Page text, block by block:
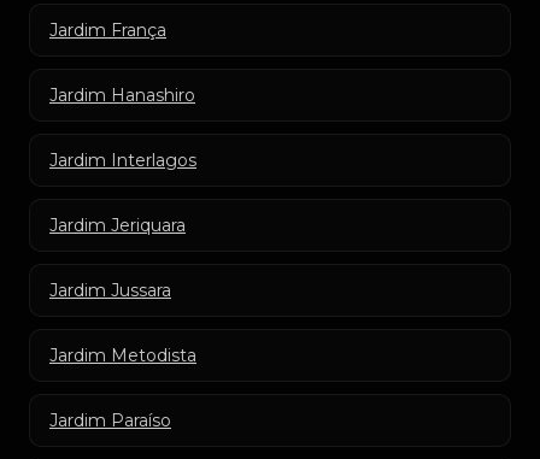
Jardim França
Jardim Hanashiro
Jardim Interlagos
Jardim Jeriquara
Jardim Jussara
Jardim Metodista
Jardim Paraíso